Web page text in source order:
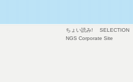
ちょい読み! SELECTION
NGS Corporate Site